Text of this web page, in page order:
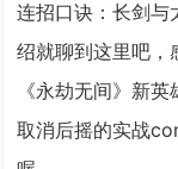
连招口诀：长剑
绍就聊到这里吧，
《永劫无间》新
取消后摇的实战